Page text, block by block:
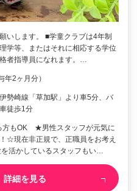
いします。 ■学童クラブは4年制
学等、またはそれに相応する学位
者指導員になれます。…
年2ヶ月分）
勢崎線「草加駅」より車5分、バ
徒歩1分
方もOK ★男性スタッフが元気に
☆現在非正規で、正職員をお考え
活かしているスタッフもい…
詳細を見る